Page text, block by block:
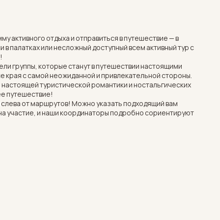
отдыха и отправиться в путешествие — в
палатках или несложный доступный всем активный тур с
группы, которые станут в путешествии настоящими
края с самой неожиданной и привлекательной стороны.
туристической романтики и ностальгических
путешествие!
от маршрутов! Можно указать подходящий вам
участие, и наши координаторы подробно сориентируют